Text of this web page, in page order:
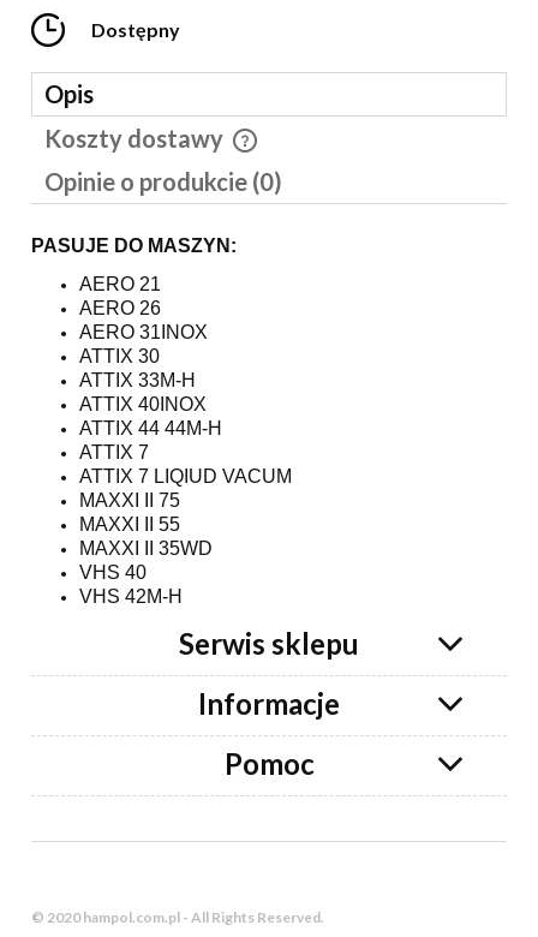
Dostępny
Opis
Koszty dostawy
Cena nie zawiera ewentualnych kosztów płatności
Opinie o produkcie (0)
PASUJE DO MASZYN:
AERO 21
AERO 26
AERO 31INOX
ATTIX 30
ATTIX 33M-H
ATTIX 40INOX
ATTIX 44 44M-H
ATTIX 7
ATTIX 7 LIQIUD VACUM
MAXXI II 75
MAXXI II 55
MAXXI II 35WD
VHS 40
VHS 42M-H
Serwis sklepu
Informacje
Pomoc
© 2020 hampol.com.pl - All Rights Reserved.